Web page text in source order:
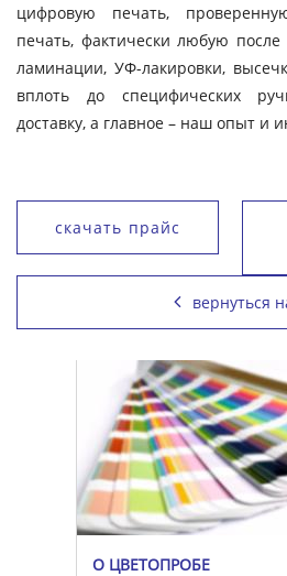
цифровую печать,
печать, фактически любую
ламинации, УФ-лакировки,
вплоть до специфических
доставку, а главное – наш опыт и
скачать прайс
вернуться
О ЦВЕТОПРОБЕ